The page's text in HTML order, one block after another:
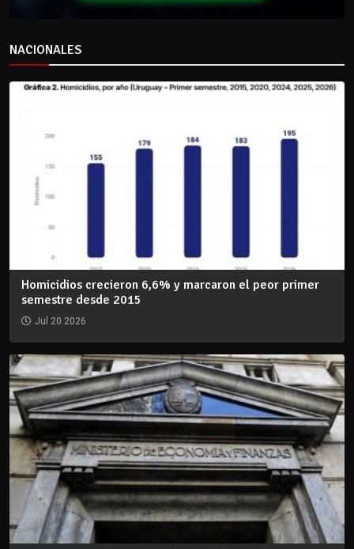
NACIONALES
Homicidios crecieron 6,6% y marcaron el peor primer
semestre desde 2015
Jul 20 2026